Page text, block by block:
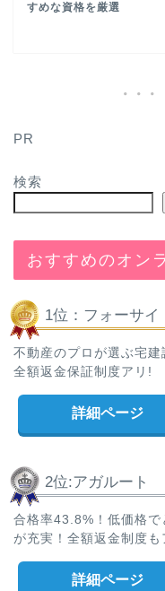
すめな資格を厳選
PR
検索
おすすめのオン
1位：フォーサイ
不動産のプロが選ぶ宅
全額返金保証制度アリ!
詳細ページ
2位:アガルート
合格率43.8%！低価格で
が充実！全額返金制度も
詳細ページ